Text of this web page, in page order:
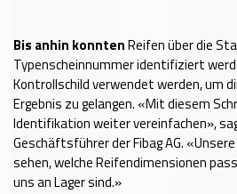
Bis anhin konntenReifen über die
Typenscheinnummer identifiziert
Kontrollschild verwendet werden, um
Ergebnis zu gelangen. «Mit diesem
Identifikation weiter vereinfachen»,
Geschäftsführer der Fibag AG.
sehen, welche Reifendimensionen
uns an Lager sind.»